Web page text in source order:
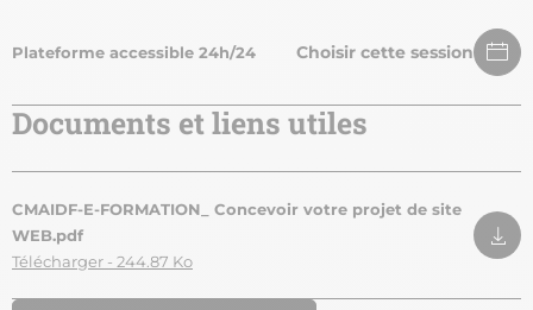
Plateforme accessible 24h/24 Choisir cette session
Documents et liens utiles
CMAIDF-E-FORMATION_ Concevoir votre projet de site
WEB.pdf
Télécharger - 244.87 Ko